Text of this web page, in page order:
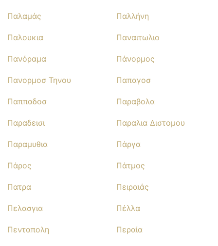
Παλαμάς Παλλήνη
Παλουκια Παναιτωλιο
Πανόραμα Πάνορμος
Πανορμοσ Τηνου Παπαγοσ
Παππαδοσ Παραβολα
Παραδεισι Παραλια Διστομου
Παραμυθια Πάργα
Πάρος Πάτμος
Πατρα Πειραιάς
Πελασγια Πέλλα
Πενταπολη Περαία